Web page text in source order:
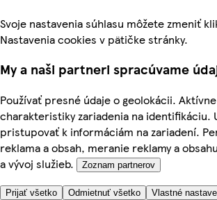
Svoje nastavenia súhlasu môžete zmeniť
Nastavenia cookies v pätičke stránky.
My a naši partneri spracúvame
Používať presné údaje o geolokácii.
charakteristiky zariadenia na identifikáciu.
pristupovať k informáciám na zariadení.
reklama a obsah, meranie reklamy a
a vývoj služieb.
Zoznam partnerov
Prijať všetko Odmietnuť všetko Vlastné